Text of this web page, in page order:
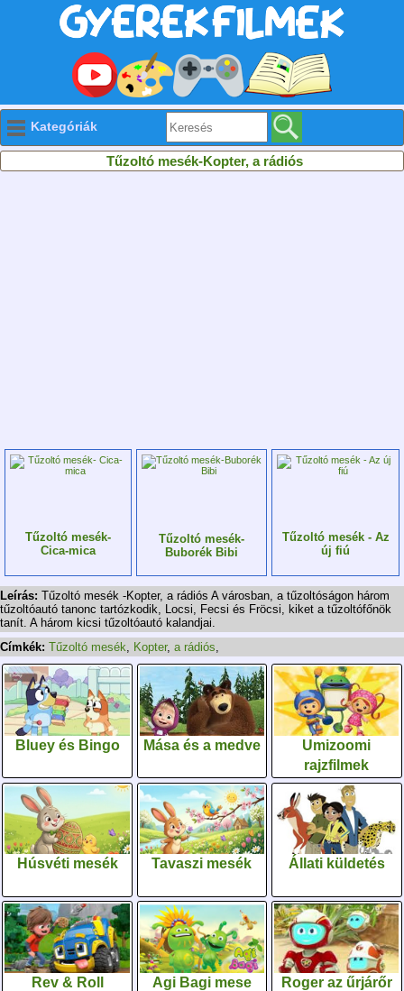
Kategóriák
Tűzoltó mesék-Kopter, a rádiós
Tűzoltó mesék-
Cica-mica
Tűzoltó mesék-
Buborék Bibi
Tűzoltó mesék - Az
új fiú
Leírás: Tűzoltó mesék -Kopter, a rádiós A városban, a tűzoltóságon három
tűzoltóautó tanonc tartózkodik, Locsi, Fecsi és Fröcsi, kiket a tűzoltófőnök
tanít. A három kicsi tűzoltóautó kalandjai.
Címkék: Tűzoltó mesék, Kopter, a rádiós,
Bluey és Bingo Mása és a medve
Umizoomi
rajzfilmek
Húsvéti mesék Tavaszi mesék Állati küldetés
Rev & Roll
Agi Bagi mese
Roger az űrjárőr